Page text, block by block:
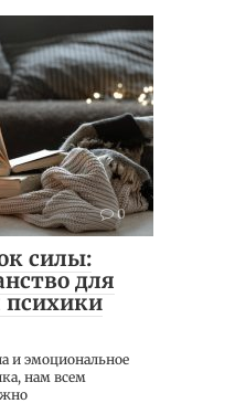
0
силы:
для
психики
и эмоциональное
нам всем